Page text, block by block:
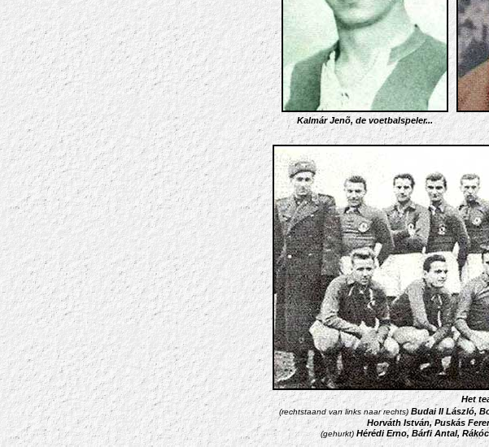
Kalmár Jenõ, de voetbalspeler...
Het
(rechtstaand van links naar rechts) Budai II László,
Horváth István, Puskás
(gehurkt) Hérédi Erno, Bárfi Antal,